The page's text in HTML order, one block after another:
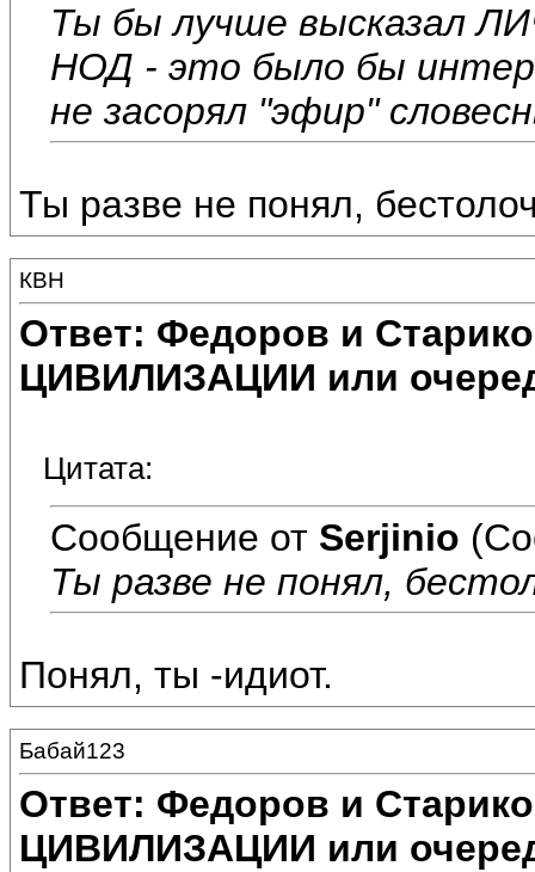
Ты бы лучше высказал
НОД - это было бы
не засорял "эфир"
Ты разве не понял,
КВН
Ответ: Федоров и
ЦИВИЛИЗАЦИИ или
Цитата:
Сообщение от Serjinio
Ты разве не понял,
Понял, ты -идиот.
Бабай123
Ответ: Федоров и
ЦИВИЛИЗАЦИИ или